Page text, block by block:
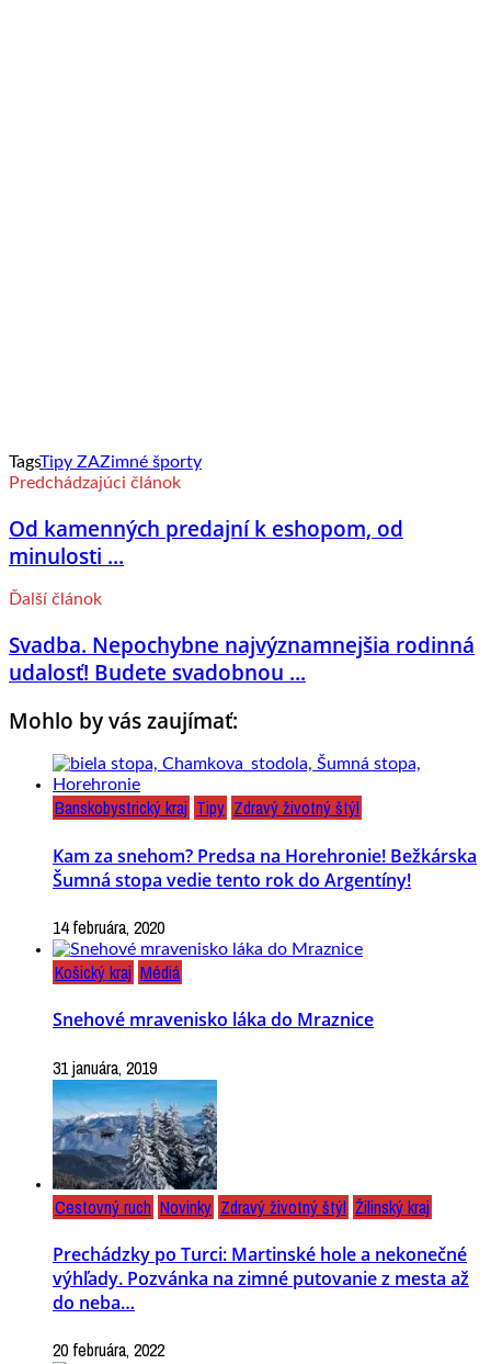
TagsTipy ZAZimné športy
Predchádzajúci článok
Od kamenných predajní k eshopom, od
minulosti ...
Ďalší článok
Svadba. Nepochybne najvýznamnejšia rodinná
udalosť! Budete svadobnou ...
Mohlo by vás zaujímať:
Banskobystrický kraj Tipy Zdravý životný štýl
Kam za snehom? Predsa na Horehronie! Bežkárska
Šumná stopa vedie tento rok do Argentíny!
14 februára, 2020
Košický kraj Médiá
Snehové mravenisko láka do Mraznice
31 januára, 2019
Cestovný ruch Novinky Zdravý životný štýl Žilinský kraj
Prechádzky po Turci: Martinské hole a nekonečné
výhľady. Pozvánka na zimné putovanie z mesta až
do neba…
20 februára, 2022